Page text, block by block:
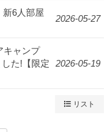
新6人部屋
2026-05-27
キャンプ
した!【限定
2026-05-19
リスト